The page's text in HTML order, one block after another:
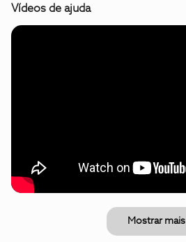
Vídeos de ajuda
Mostrar mais